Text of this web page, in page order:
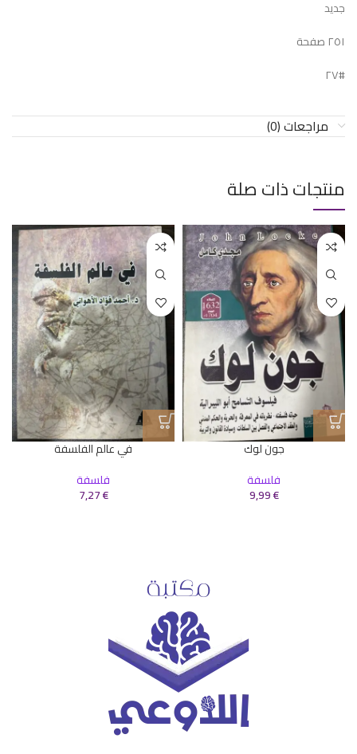
جديد
٢٥١ صفحة
#٢٧
مراجعات (0)
منتجات ذات صلة
جون لوك
فلسفة
9,99€
في عالم الفلسفة
فلسفة
7,27€